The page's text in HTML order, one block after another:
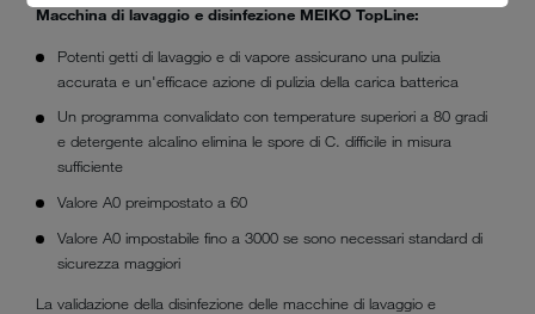
Macchina di lavaggio e disinfezione MEIKO TopLine:
Potenti getti di lavaggio e di vapore assicurano una pulizia
accurata e un'efficace azione di pulizia della carica batterica
Un programma convalidato con temperature superiori a 80 gradi
e detergente alcalino elimina le spore di C. difficile in misura
sufficiente
Valore A0 preimpostato a 60
Valore A0 impostabile fino a 3000 se sono necessari standard di
sicurezza maggiori
La validazione della disinfezione delle macchine di lavaggio e